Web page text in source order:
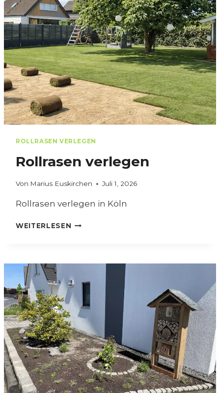
H
A
F
T
S
B
A
U
ROLLRASEN VERLEGEN
Rollrasen verlegen
Von Marius Euskirchen Juli 1, 2026
Rollrasen verlegen in Köln
WEITERLESEN
R
S
E
N
V
E
R
L
E
G
E
N